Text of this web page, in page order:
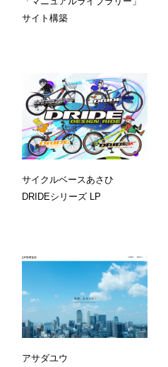
サイト構築
サイクルベースあさひ
DRIDEシリーズ LP
アサダユウ